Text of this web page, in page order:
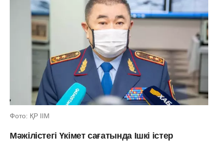
Фото: ҚР ІІМ
Мәжілістегі Үкімет сағатында Ішкі істер